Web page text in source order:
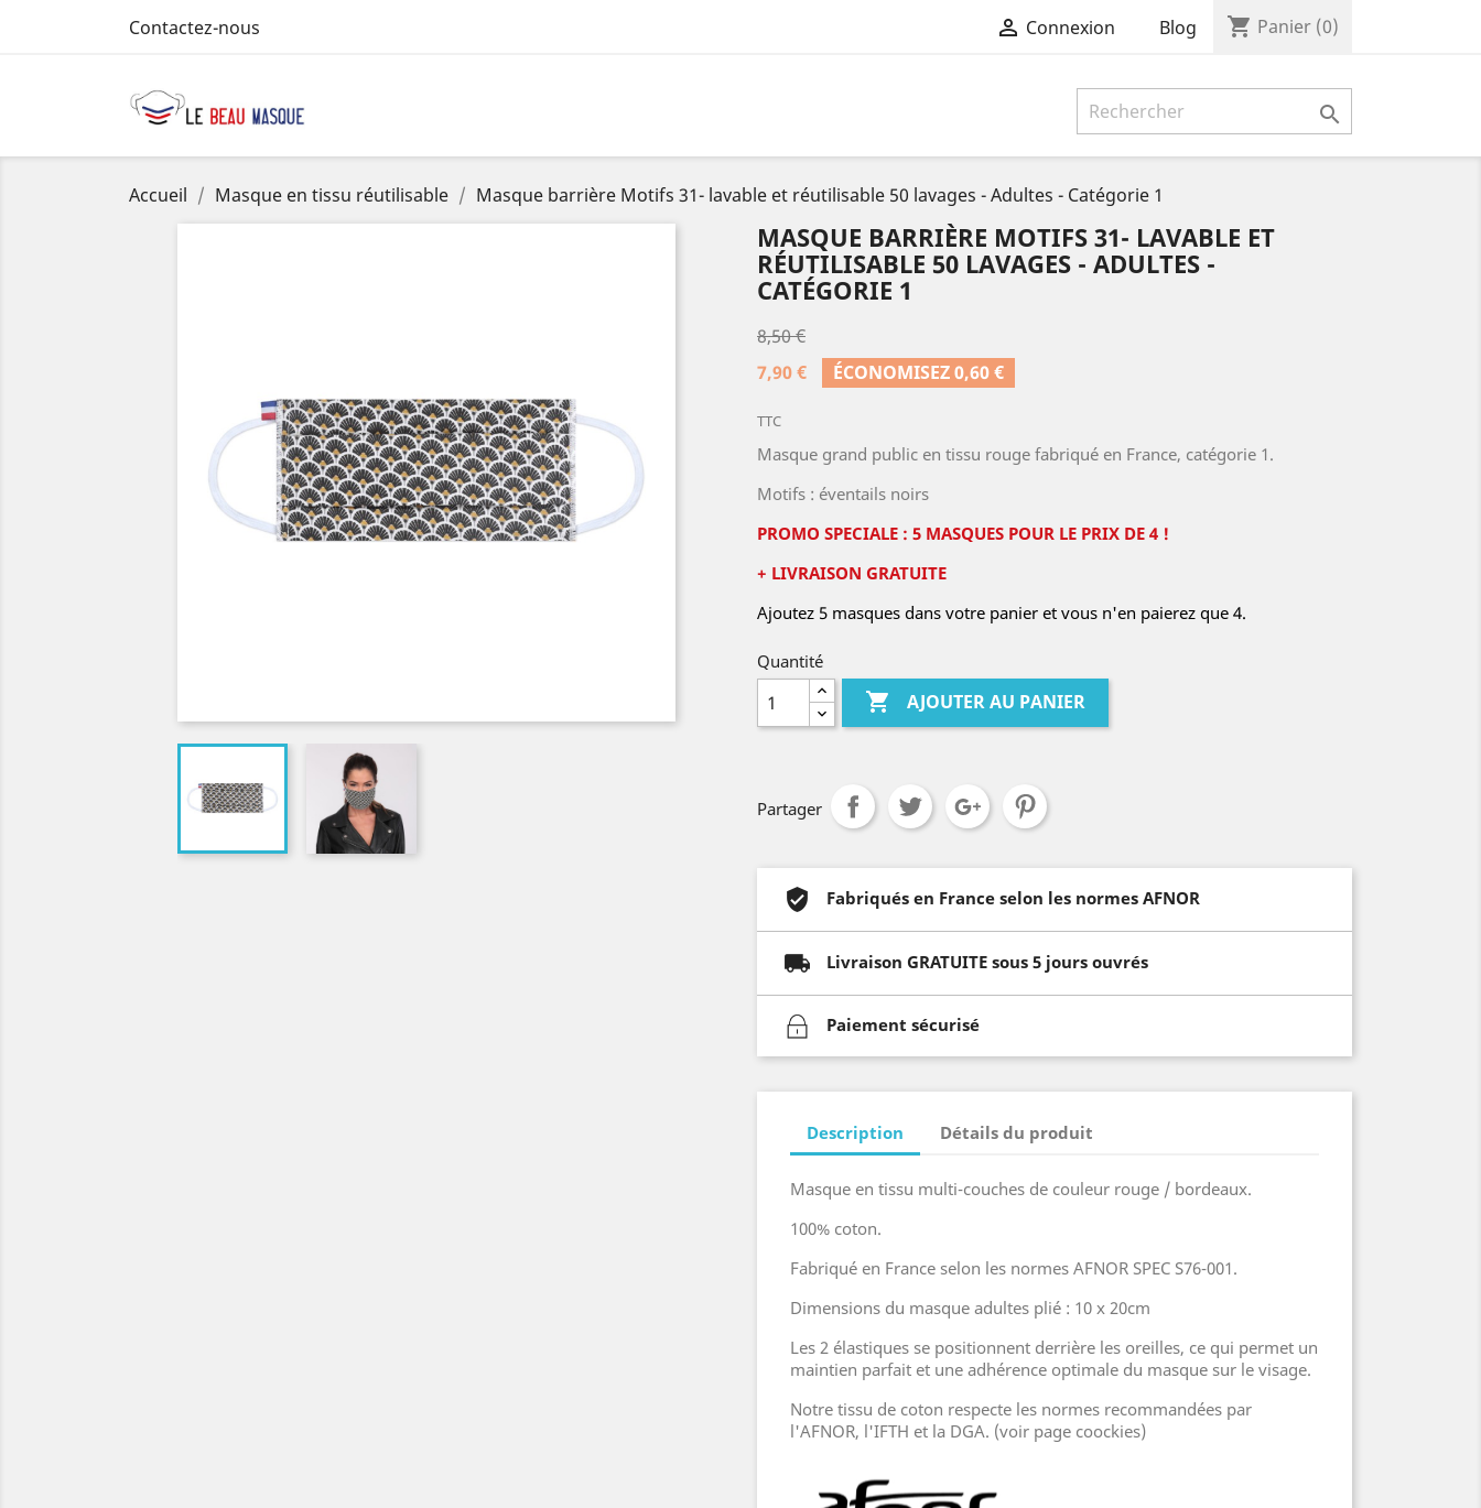
Contactez-nous  Connexion Blog shopping_cart Panier (0)

Accueil Masque en tissu réutilisable Masque barrière Motifs 31- lavable et réutilisable 50 lavages - Adultes - Catégorie 1
MASQUE BARRIÈRE MOTIFS 31- LAVABLE ET
RÉUTILISABLE 50 LAVAGES - ADULTES -
CATÉGORIE 1
8,50 €
7,90 €
ÉCONOMISEZ 0,60 €
TTC
Masque grand public en tissu rouge fabriqué en France, catégorie 1.
Motifs : éventails noirs
PROMO SPECIALE : 5 MASQUES POUR LE PRIX DE 4 !
+ LIVRAISON GRATUITE
Ajoutez 5 masques dans votre panier et vous n'en paierez que 4.
Quantité
 AJOUTER AU PANIER
Partager
Fabriqués en France selon les normes AFNOR
Livraison GRATUITE sous 5 jours ouvrés
Paiement sécurisé
Description Détails du produit
Masque en tissu multi-couches de couleur rouge / bordeaux.
100% coton.
Fabriqué en France selon les normes AFNOR SPEC S76-001.
Dimensions du masque adultes plié : 10 x 20cm
Les 2 élastiques se positionnent derrière les oreilles, ce qui permet un
maintien parfait et une adhérence optimale du masque sur le visage.
Notre tissu de coton respecte les normes recommandées par
l'AFNOR, l'IFTH et la DGA. (voir page coockies)